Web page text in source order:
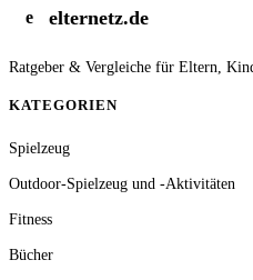
e elternetz.de
Ratgeber & Vergleiche für Eltern,
KATEGORIEN
Spielzeug
Outdoor-Spielzeug und -Aktivitäten
Fitness
Bücher